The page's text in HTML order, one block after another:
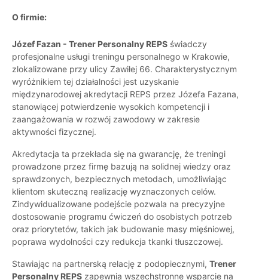
O firmie:
Józef Fazan - Trener Personalny REPS świadczy
profesjonalne usługi treningu personalnego w Krakowie,
zlokalizowane przy ulicy Zawiłej 66. Charakterystycznym
wyróżnikiem tej działalności jest uzyskanie
międzynarodowej akredytacji REPS przez Józefa Fazana,
stanowiącej potwierdzenie wysokich kompetencji i
zaangażowania w rozwój zawodowy w zakresie
aktywności fizycznej.
Akredytacja ta przekłada się na gwarancję, że treningi
prowadzone przez firmę bazują na solidnej wiedzy oraz
sprawdzonych, bezpiecznych metodach, umożliwiając
klientom skuteczną realizację wyznaczonych celów.
Zindywidualizowane podejście pozwala na precyzyjne
dostosowanie programu ćwiczeń do osobistych potrzeb
oraz priorytetów, takich jak budowanie masy mięśniowej,
poprawa wydolności czy redukcja tkanki tłuszczowej.
Stawiając na partnerską relację z podopiecznymi, Trener
Personalny REPS zapewnia wszechstronne wsparcie na